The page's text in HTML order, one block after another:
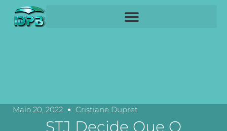
Maio 20, 2022 Cristiane Dupret
STJ Decide Que O